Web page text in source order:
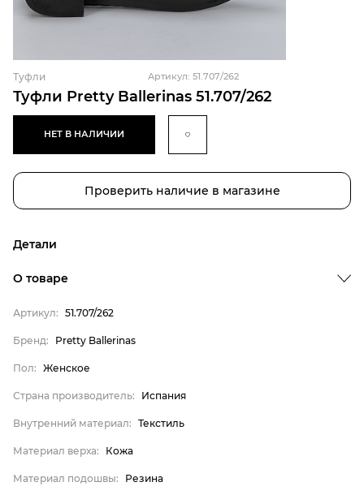
Туфли Pretty Ballerinas 51.707/262
Туфли Артикул: 51.707/262
НЕТ В НАЛИЧИИ
Проверить наличие в магазине
Детали
Бренд
Пол
Страна производитель
Внутренний материал
Pretty Ballerinas
О товаре
Артикул: 51.707/262
Бренд: Pretty Ballerinas
Пол: Женское
Страна производитель: Испания
Внутренний материал: Текстиль
Материал верха: Кожа
Материал подошвы: Резина